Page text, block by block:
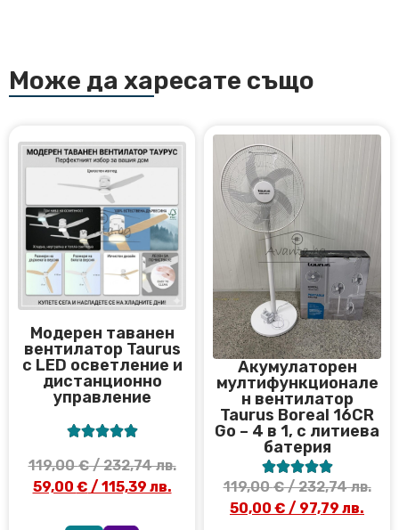
Може да харесате също
Модерен таванен
вентилатор Taurus
с LED осветление и
дистанционно
управление

119,00€/ 232,74 лв.
59,00 € / 115,39 лв.
Акумулаторен
мултифункционале
н вентилатор
Taurus Boreal 16CR
Go – 4 в 1, с литиева
батерия

119,00€/ 232,74 лв.
50,00 € / 97,79 лв.